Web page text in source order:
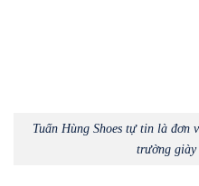
Tuấn Hùng Shoes tự tin là đơn
trường giày